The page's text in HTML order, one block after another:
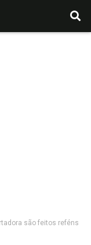
são feitos reféns